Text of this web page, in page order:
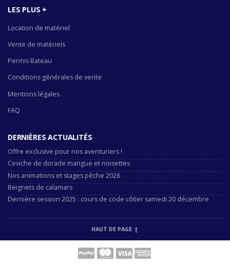
LES PLUS +
Location de matériel
Vente de matériels
Permis Bateau
Conditions générales de vente
Mentions légales
FAQ
DERNIÈRES ACTUALITÉS
Offre exclusive pour nos aventuriers !
Ceviche de dorade mangue et noisettes
Nos animations et stages pêche 2026
Beignets de calamars
Dernière session 2025 : cours de code côtier samedi 20 décembre
HAUT DE PAGE